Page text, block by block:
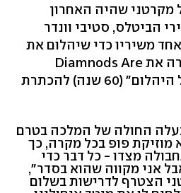
מקרטני שהיה האחרון
הביטלס, סטיבי וונדר
משיריו כדי שיהלום את
המלכה ושירלי באסי שרה את Diamnods Are
Forever בהתאם ל"יובל היהלום" (60 שנה) להכתרת
החולה של המלכה בטרם
מוזיקת פופ בכל מקרה, כך
מצדו - כל דבר כדי
אני מקווה שהוא בסדר",
הצטרף לדרישות בשלום